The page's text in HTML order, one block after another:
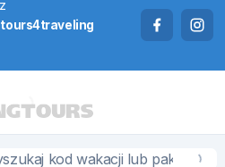
Termale
letniskowe
DE